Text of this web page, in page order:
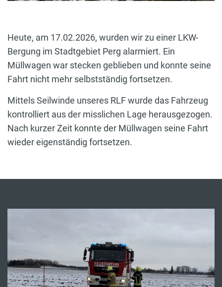
Heute, am 17.02.2026, wurden wir zu einer LKW-
Bergung im Stadtgebiet Perg alarmiert. Ein
Müllwagen war stecken geblieben und konnte seine
Fahrt nicht mehr selbstständig fortsetzen.
Mittels Seilwinde unseres RLF wurde das Fahrzeug
kontrolliert aus der misslichen Lage herausgezogen.
Nach kurzer Zeit konnte der Müllwagen seine Fahrt
wieder eigenständig fortsetzen.